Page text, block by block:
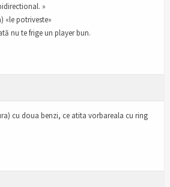
»
«le potriveste»
nu te frige un player bun.
cu doua benzi, ce atita vorbareala cu ring